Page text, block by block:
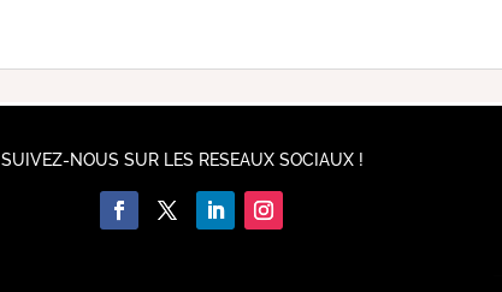
SUIVEZ-NOUS SUR LES RESEAUX SOCIAUX !